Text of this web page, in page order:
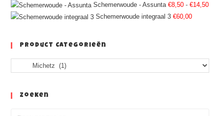
Schemerwoude - Assunta €8,50 - €14,50
Schemerwoude integraal 3 €60,00
Product Categorieën
Zoeken